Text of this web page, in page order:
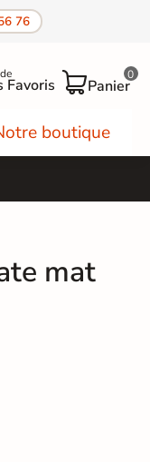
76
Favoris Panier
0
boutique
mat